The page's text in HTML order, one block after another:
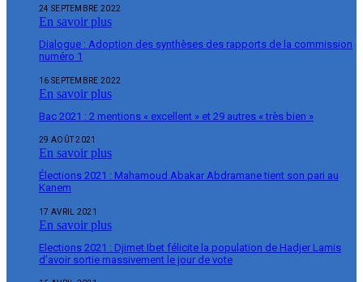
24 SEPTEMBRE 2022
En savoir plus
Dialogue : Adoption des synthèses des rapports de la commission
numéro 1
16 SEPTEMBRE 2022
En savoir plus
Bac 2021 : 2 mentions « excellent » et 29 autres « très bien »
29 AOÛT 2021
En savoir plus
Élections 2021 : Mahamoud Abakar Abdramane tient son pari au
Kanem
17 AVRIL 2021
En savoir plus
Elections 2021 : Djimet Ibet félicite la population de Hadjer Lamis
d’avoir sortie massivement le jour de vote